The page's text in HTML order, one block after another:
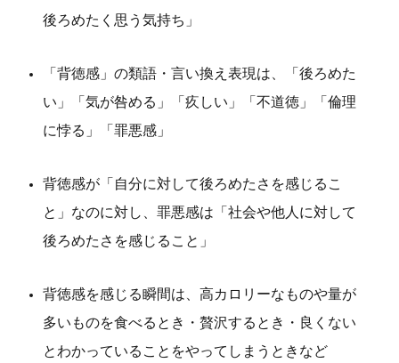
後ろめたく思う気持ち」
「背徳感」の類語・言い換え表現は、「後ろめた
い」「気が咎める」「疚しい」「不道徳」「倫理
に悖る」「罪悪感」
背徳感が「自分に対して後ろめたさを感じるこ
と」なのに対し、罪悪感は「社会や他人に対して
後ろめたさを感じること」
背徳感を感じる瞬間は、高カロリーなものや量が
多いものを食べるとき・贅沢するとき・良くない
とわかっていることをやってしまうときなど